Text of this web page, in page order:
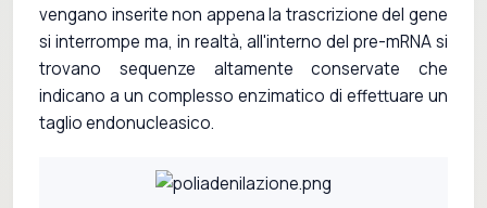
vengano inserite non appena la trascrizione del gene
si interrompe ma, in realtà, all'interno del pre-mRNA si
trovano sequenze altamente conservate che
indicano a un complesso enzimatico di effettuare un
taglio endonucleasico.